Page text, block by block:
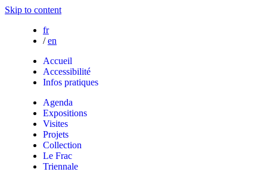
Skip to content
fr
/ en
Accueil
Accessibilité
Infos pratiques
Agenda
Expositions
Visites
Projets
Collection
Le Frac
Triennale